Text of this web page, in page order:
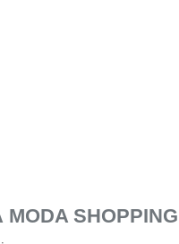
SHOPPING